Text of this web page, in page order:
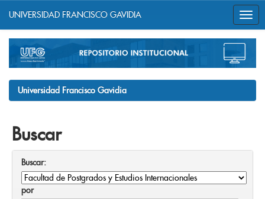
navigation
UNIVERSIDAD FRANCISCO GAVIDIA
Universidad Francisco Gavidia
Buscar
Buscar:
por